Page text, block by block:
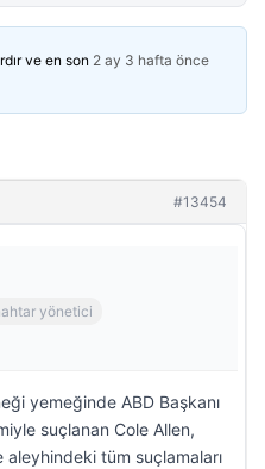
ve en son 2 ay 3 hafta önce
#13454
yönetici
yemeğinde ABD Başkanı
suçlanan Cole Allen,
aleyhindeki tüm suçlamaları